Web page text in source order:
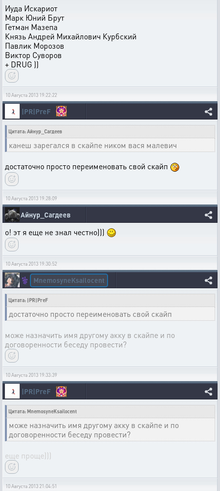
Иуда Искариот
Марк Юний Брут
Гетман Мазепа
Князь Андрей Михайлович Курбский
Павлик Морозов
Виктор Суворов
+ DRUG ))
10 Августа 2013 19:22:22
|PR|PreF
Цитата: Айнур_Сагдеев
канеш зарегался в скайпе ником вася малевич
достаточно просто переименовать свой скайп
10 Августа 2013 19:28:09
Айнур_Сагдеев
о! эт я еще не знал честно)))
10 Августа 2013 19:30:52
⚕️ MnemosyneKsailocent
Цитата: |PR|PreF
достаточно просто переименовать свой скайп
може назначить имя другому акку в скайпе и по
договоренности беседу провести?
10 Августа 2013 19:33:39
|PR|PreF
Цитата: MnemosyneKsailocent
може назначить имя другому акку в скайпе и по
договоренности беседу провести?
еще проще)))
10 Августа 2013 21:04:51